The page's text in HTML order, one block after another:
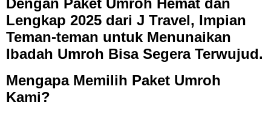
Dengan Paket Umroh Hemat dan
Lengkap 2025 dari J Travel, Impian
Teman-teman untuk Menunaikan
Ibadah Umroh Bisa Segera Terwujud.
Mengapa Memilih Paket Umroh
Kami?